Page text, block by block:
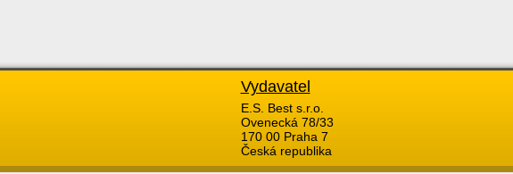
Vydavatel
E.S. Best s.r.o.
Ovenecká 78/33
170 00 Praha 7
Česká republika